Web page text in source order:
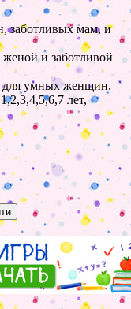
заботливых мам, и
и заботливой
для умных женщин.
лет,